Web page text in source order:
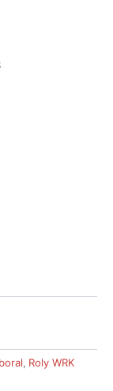
, Roly WRK